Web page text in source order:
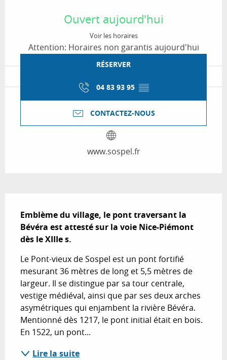
Ouvert aujourd'hui
Voir les horaires
Attention: Horaires non garantis aujourd'hui
RÉSERVER
04 83 93 95 ▒▒
CONTACTEZ-NOUS
www.sospel.fr
Emblème du village, le pont traversant la
Bévéra est attesté sur la voie Nice-Piémont
dès le XIIIe s.
Le Pont-vieux de Sospel est un pont fortifié
mesurant 36 mètres de long et 5,5 mètres de
largeur. Il se distingue par sa tour centrale,
vestige médiéval, ainsi que par ses deux arches
asymétriques qui enjambent la rivière Bévéra.
Mentionné dès 1217, le pont initial était en bois.
En 1522, un pont...
Lire la suite